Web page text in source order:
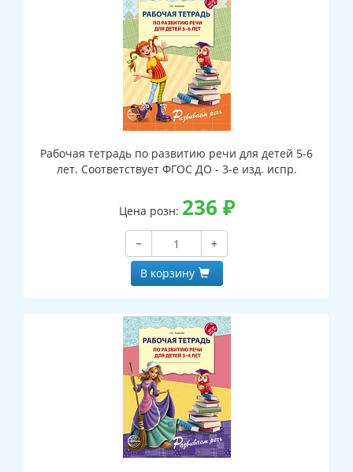
Рабочая тетрадь по развитию речи для детей 5-6
лет. Соответствует ФГОС ДО - 3-е изд. испр.
Цена розн: 236 ₽
−
+
В корзину